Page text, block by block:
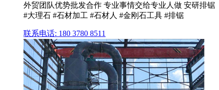
外贸团队优势批发合作 专业事情交给专业人做 安研排锯
#大理石 #石材加工 #石材人 #金刚石工具 #排锯
联系电话: 180 3780 8511